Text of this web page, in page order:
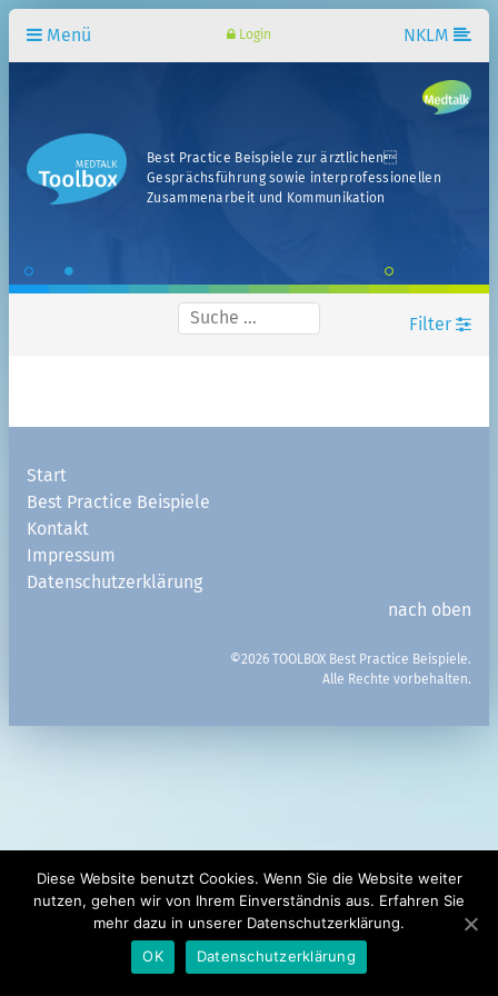
Login
Best Practice Beispiele zur ärztlichen
Gesprächsführung sowie interprofessionellen
Zusammenarbeit und Kommunikation
Menü NKLM
Filter
Fachbereiche
Fachsemester
Interprofessionelle BPB
Teilkompetenzen Kap. 14c
Die Filter sind UND-verknüpft. Durch die gleichzeitige
Verwendung mehrerer Filterkategorien schränken Sie Ihre
Start
Best Practice Beispiele
Kontakt
Impressum
Datenschutzerklärung
nach oben
©2026 TOOLBOX Best Practice Beispiele.
Alle Rechte vorbehalten.
Diese Website benutzt Cookies. Wenn Sie die Website weiter
nutzen, gehen wir von Ihrem Einverständnis aus. Erfahren Sie
mehr dazu in unserer Datenschutzerklärung.
OK
Datenschutzerklärung